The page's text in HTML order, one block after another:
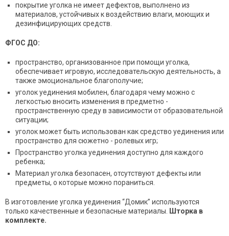
покрытие уголка не имеет дефектов, выполнено из
материалов, устойчивых к воздействию влаги, моющих и
дезинфицирующих средств.
ФГОС ДО:
пространство, организованное при помощи уголка,
обеспечивает игровую, исследовательскую деятельность, а
также эмоциональное благополучие;
уголок уединения мобилен, благодаря чему можно с
легкостью вносить изменения в предметно -
пространственную среду в зависимости от образовательной
ситуации;
уголок может быть использован как средство уединения или
пространство для сюжетно - ролевых игр;
Пространство уголка уединения доступно для каждого
ребенка;
Материал уголка безопасен, отсутствуют дефекты или
предметы, о которые можно пораниться.
В изготовление уголка уединения “Домик” используются
только качественные и безопасные материалы. Шторка в
комплекте.